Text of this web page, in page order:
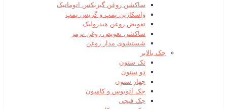
ساکشن روغن گیربکس اتوماتیک
واسکازین پمپ و گریس پمپ
تعویض روغن هیدرولیک
ساکشن تعویض روغن ترمز
شستشوی مدار روغن
جک بالابر
تک ستون
دو ستون
چهار ستون
جک اتوبوس و کامیون
جک قیچی